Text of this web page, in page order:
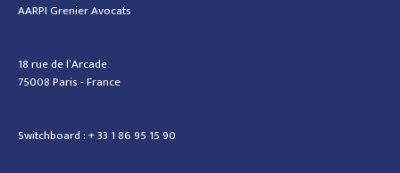
AARPI Grenier Avocats
18 rue de l’Arcade
75008 Paris - France
Switchboard : + 33 1 86 95 15 90